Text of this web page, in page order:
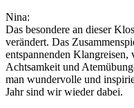
Nina:
Das besondere an dieser
verändert. Das
entspannenden
Achtsamkeit und
man wundervolle und
Jahr sind wir wieder dabei.